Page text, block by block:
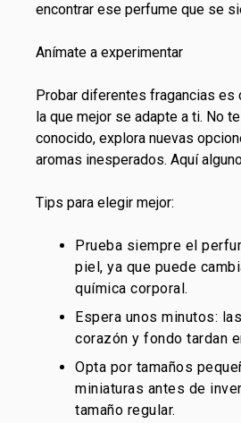
encontrar ese perfume que se
Anímate a experimentar
Probar diferentes fragancias es
la que mejor se adapte a ti. No
conocido, explora nuevas
aromas inesperados. Aquí
Tips para elegir mejor:
Prueba siempre el
piel, ya que puede
química corporal.
Espera unos minutos:
corazón y fondo tardan
Opta por tamaños
miniaturas antes de
tamaño regular.